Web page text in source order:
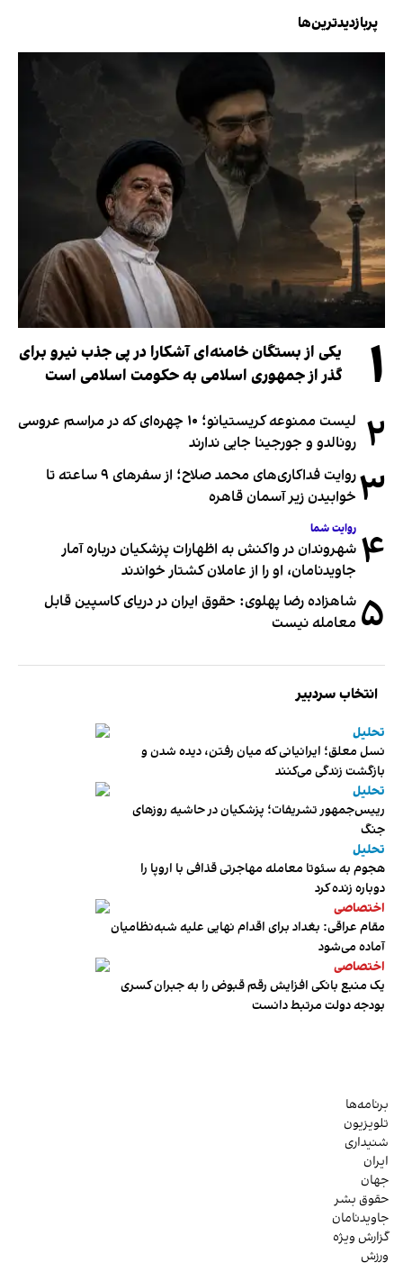
پربازدیدترین‌ها
۱
یکی از بستگان خامنه‌ای آشکارا در پی جذب نیرو برای
گذر از جمهوری اسلامی به حکومت اسلامی است
۲
لیست ممنوعه کریستیانو؛ ۱۰ چهره‌ای که در مراسم عروسی
رونالدو و جورجینا جایی ندارند
۳
روایت فداکاری‌های محمد صلاح؛ از سفرهای ۹ ساعته تا
خوابیدن زیر آسمان قاهره
۴ روایت شما
شهروندان در واکنش به اظهارات پزشکیان درباره آمار
جاویدنامان، او را از عاملان کشتار خواندند
۵ شاهزاده رضا پهلوی: حقوق ایران در دریای کاسپین قابل
معامله نیست
انتخاب سردبیر
تحلیل
نسل معلق؛ ایرانیانی که میان رفتن، دیده شدن و
بازگشت زندگی می‌کنند
تحلیل
رییس‌جمهور تشریفات؛ پزشکیان در حاشیه روزهای
جنگ
تحلیل
هجوم به سئوتا معامله مهاجرتی قذافی با اروپا را
دوباره زنده کرد
اختصاصی
مقام عراقی: بغداد برای اقدام نهایی علیه شبه‌نظامیان
آماده می‌شود
اختصاصی
یک منبع بانکی افزایش رقم قبوض را به جبران کسری
بودجه دولت مرتبط دانست
برنامه‌ها
تلویزیون
شنیداری
ایران
جهان
حقوق بشر
جاویدنامان
گزارش ویژه
ورزش